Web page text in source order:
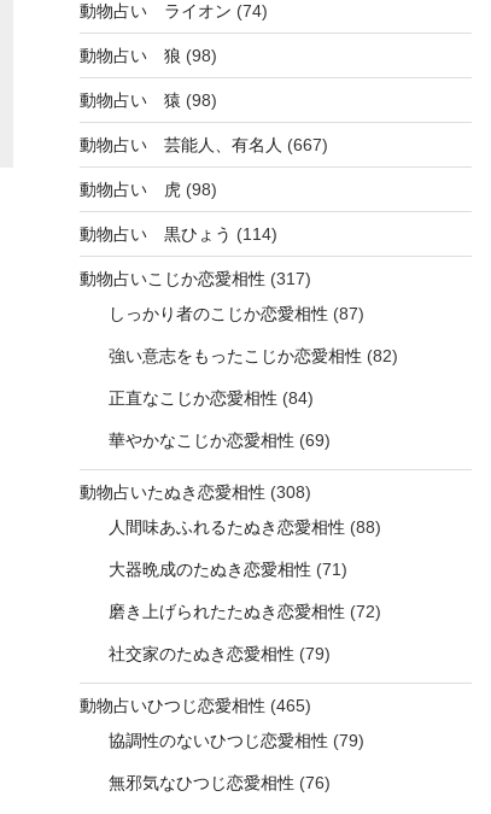
動物占い ライオン (74)
動物占い 狼 (98)
動物占い 猿 (98)
動物占い 芸能人、有名人 (667)
動物占い 虎(98)
動物占い 黒ひょう (114)
動物占いこじか恋愛相性 (317)
しっかり者のこじか恋愛相性 (87)
強い意志をもったこじか恋愛相性 (82)
正直なこじか恋愛相性 (84)
華やかなこじか恋愛相性 (69)
動物占いたぬき恋愛相性 (308)
人間味あふれるたぬき恋愛相性 (88)
大器晩成のたぬき恋愛相性 (71)
磨き上げられたたぬき恋愛相性 (72)
社交家のたぬき恋愛相性 (79)
動物占いひつじ恋愛相性 (465)
協調性のないひつじ恋愛相性 (79)
無邪気なひつじ恋愛相性 (76)